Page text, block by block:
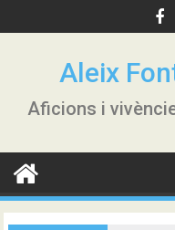
to
Aleix
Aficions i